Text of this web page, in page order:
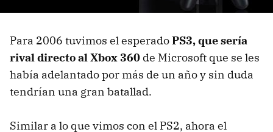
Para 2006 tuvimos el esperadoPS3, que sería
rival directo al Xbox 360 de Microsoft que se les
había adelantado por más de un año y sin duda
tendrían una gran batallad.
Similar a lo que vimos con el PS2, ahora el